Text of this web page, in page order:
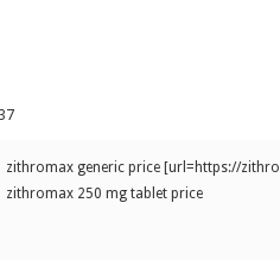
zithromax generic price [url=https://
zithromax 250 mg tablet price